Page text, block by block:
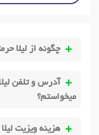
چگونه از لیلا
آدرس و تلفن
میخواستم؟
هزینه ویزیت